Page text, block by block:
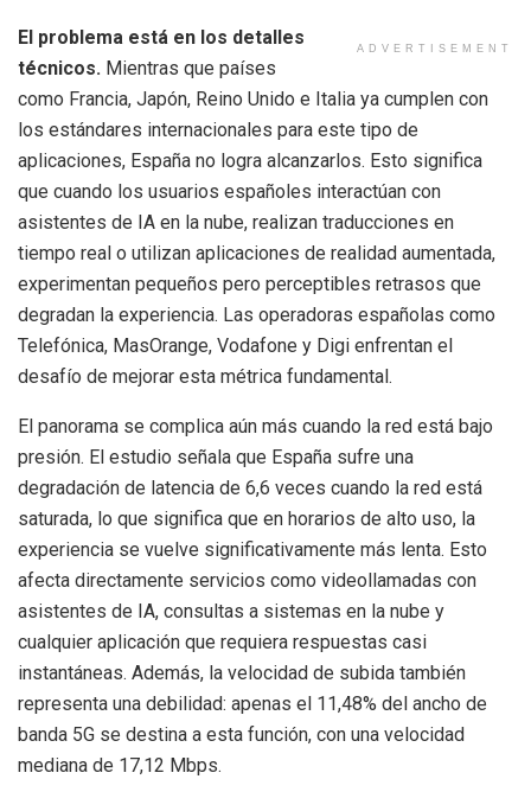
ADVERTISEMENT
El problema está en los detalles
técnicos. Mientras que países
como Francia, Japón, Reino Unido e Italia ya cumplen con
los estándares internacionales para este tipo de
aplicaciones, España no logra alcanzarlos. Esto significa
que cuando los usuarios españoles interactúan con
asistentes de IA en la nube, realizan traducciones en
tiempo real o utilizan aplicaciones de realidad aumentada,
experimentan pequeños pero perceptibles retrasos que
degradan la experiencia. Las operadoras españolas como
Telefónica, MasOrange, Vodafone y Digi enfrentan el
desafío de mejorar esta métrica fundamental.
El panorama se complica aún más cuando la red está bajo
presión. El estudio señala que España sufre una
degradación de latencia de 6,6 veces cuando la red está
saturada, lo que significa que en horarios de alto uso, la
experiencia se vuelve significativamente más lenta. Esto
afecta directamente servicios como videollamadas con
asistentes de IA, consultas a sistemas en la nube y
cualquier aplicación que requiera respuestas casi
instantáneas. Además, la velocidad de subida también
representa una debilidad: apenas el 11,48% del ancho de
banda 5G se destina a esta función, con una velocidad
mediana de 17,12 Mbps.